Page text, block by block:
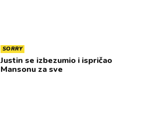
SORRY
Justin se izbezumio i ispričao
Mansonu za sve